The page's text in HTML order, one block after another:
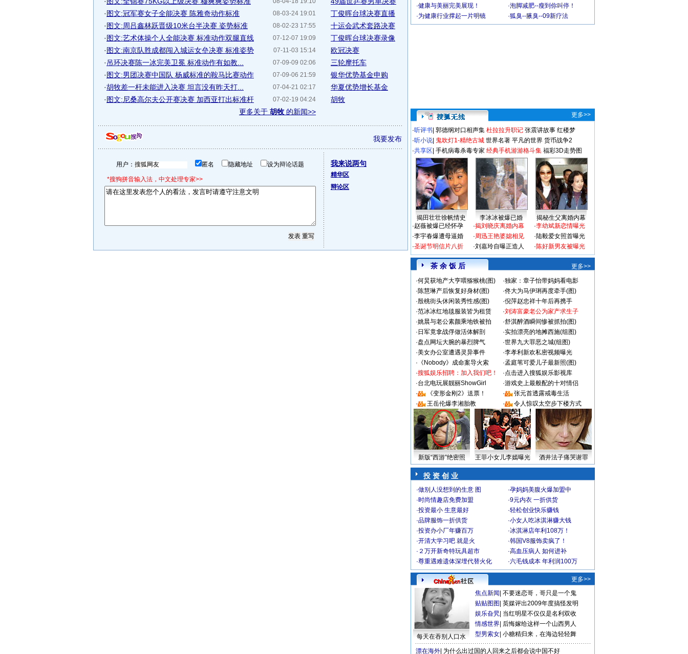
08-03-24 19:01
·图文:冠军赛女子全能决赛 陈雅奇动作标准
08-02-23 17:55
·图文:周吕鑫林跃晋级10米台半决赛 姿势标准
07-12-07 19:09
·图文:艺术体操个人全能决赛 标准动作双腿直线
07-11-03 15:14
·图文:南京队胜成都闯入城运女垒决赛 标准姿势
07-09-09 02:06
·吊环决赛陈一冰完美卫冕 标准动作有如教...
07-09-06 21:59
·图文:男团决赛中国队 杨威标准的鞍马比赛动作
07-04-21 02:17
·胡牧差一杆未能进入决赛 坦言没有昨天打...
07-02-19 04:24
·图文:尼桑高尔夫公开赛决赛 加西亚打出标准杆
更多关于 胡牧的新闻>>
丁俊晖台球决赛直播
十运会武术套路决赛
丁俊晖台球决赛录像
欧冠决赛
三轮摩托车
银华优势基金申购
华夏优势增长基金
胡牧
我要发布
用户： 匿名 隐藏地址 设为辩论话题
*搜狗拼音输入法，中文处理专家>>
我来说两句
精华区
辩论区
·健康与美丽完美展现！ ·泡脚减肥--瘦到你叫停！
·为健康行业撑起一片明镜 ·狐臭--腋臭--09新疗法
更多>>
·听评书 郭德纲对口相声集 杜拉拉升职记 张震讲故事 红楼梦
·听小说 鬼吹灯1-精绝古城 世界名著 平凡的世界 货币战争2
·共享区 手机病毒杀毒专家 经典手机游游格斗集 福彩3D走势图
揭田壮壮徐帆情史 李冰冰被爆已婚
揭秘生父离婚内幕
·赵薇被爆已经怀孕
·李宇春爆遭母逼婚
·圣诞节明信片八折
·揭刘晓庆离婚内幕
·周迅王艳婆媳相见
·刘嘉玲自曝正造人
·李幼斌新恋情曝光
·陆毅爱女照首曝光
·陈好新男友被曝光
茶 余 饭 后
更多>>
·何炅获地产大亨喂猕猴桃(图) ·独家：章子怡带妈妈看电影
·陈慧琳产后恢复好身材(图) ·佟大为马伊琍再度牵手(图)
·殷桃街头休闲装秀性感(图) ·倪萍赵忠祥十年后再携手
·范冰冰红地毯服装皆为租赁 ·刘涛富豪老公为家产求生子
·姚晨与老公素颜乘地铁被拍 ·舒淇醉酒瞬间惨被抓拍(图)
· 日军竟拿战俘做活体解剖 ·实拍漂亮的地摊西施(组图)
·盘点网坛大腕的暴烈脾气 ·世界九大罪恶之城(组图)
·美女办公室遭遇灵异事件 ·李孝利新欢私密视频曝光
· 《Nobody》成命案导火索 ·孟庭苇可爱儿子最新照(图)
·搜狐娱乐招聘：加入我们吧！ ·点击进入搜狐娱乐影视库
·台北电玩展靓丽ShowGirl ·游戏史上最般配的十对情侣
·
《变形金刚2》送票！ ·
张元首透露戒毒生活
·
王岳伦爆李湘胎教 · 令人惊叹太空步下楼方式
新版“西游”绝密照 王菲小女儿李嫣曝光 酒井法子痛哭谢罪
投 资 创 业
·做别人没想到的生意 图 ·孕妈妈美腹火爆加盟中
·时尚情趣店免费加盟 ·9元内衣 一折供货
·投资最小 生意最好 ·轻松创业快乐赚钱
·品牌服饰一折供货 ·小女人吃冰淇淋赚大钱
·投资办小厂年赚百万 ·冰淇淋店年利108万！
·开清大学习吧 就是火 ·韩国V8服饰卖疯了！
· ２万开新奇特玩具超市 ·高血压病人 如何进补
·尊重遇难遗体深埋代替火化 ·六毛钱成本 年利润100万
更多>>
每天在吞别人口水
焦点新闻 不要迷恋哥，哥只是一个鬼
贴贴图图 英媒评出2009年度搞怪发明
娱乐旮旯 当红明星不仅仅是名利双收
情感世界 后悔嫁给这样一个山西男人
型男索女 小糖精归来，在海边轻轻舞
漂在海外 为什么出过国的人回来之后都会说中国不好